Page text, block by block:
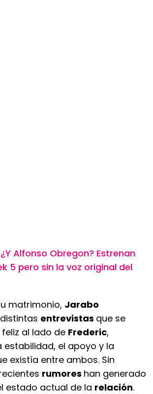
¿Y Alfonso Obregon? Estrenan
5 pero sin la voz original del
matrimonio, Jarabo
entrevistas que se
al lado de Frederic,
el apoyo y la
existía entre ambos. Sin
rumores han generado
estado actual de la relación.